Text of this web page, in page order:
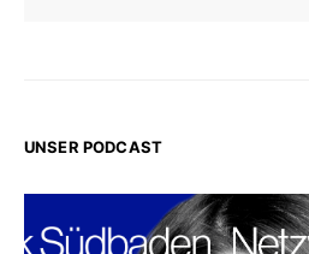
UNSER PODCAST